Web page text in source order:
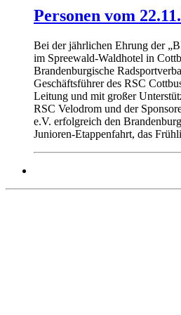
Personen vom
Bei der jährlichen Ehrung der
im Spreewald-Waldhotel in
Brandenburgische
Geschäftsführer des RSC
Leitung und mit großer
RSC Velodrom und der
e.V. erfolgreich den
Junioren-Etappenfahrt, das